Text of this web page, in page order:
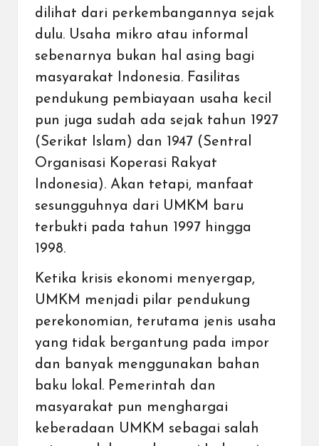
dilihat dari perkembangannya sejak
dulu. Usaha mikro atau informal
sebenarnya bukan hal asing bagi
masyarakat Indonesia. Fasilitas
pendukung pembiayaan usaha kecil
pun juga sudah ada sejak tahun 1927
(Serikat Islam) dan 1947 (Sentral
Organisasi Koperasi Rakyat
Indonesia). Akan tetapi, manfaat
sesungguhnya dari UMKM baru
terbukti pada tahun 1997 hingga
1998.
Ketika krisis ekonomi menyergap,
UMKM menjadi pilar pendukung
perekonomian, terutama jenis usaha
yang tidak bergantung pada impor
dan banyak menggunakan bahan
baku lokal. Pemerintah dan
masyarakat pun menghargai
keberadaan UMKM sebagai salah